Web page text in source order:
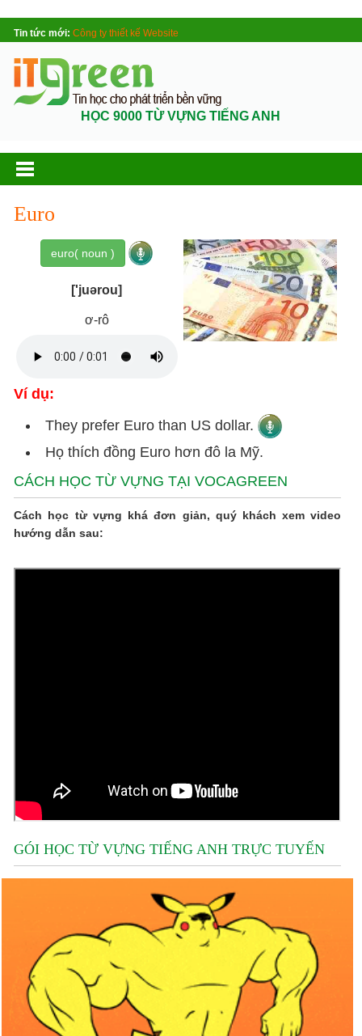
Tin tức mới: Công ty thiết kế Website
HỌC 9000 TỪ VỰNG TIẾNG ANH
Euro
euro( noun )
['juərou]
ơ-rô
Ví dụ:
They prefer Euro than US dollar.
Họ thích đồng Euro hơn đô la Mỹ.
CÁCH HỌC TỪ VỰNG TẠI VOCAGREEN
Cách học từ vựng khá đơn giản, quý khách xem video
hướng dẫn sau:
GÓI HỌC TỪ VỰNG TIẾNG ANH TRỰC TUYẾN